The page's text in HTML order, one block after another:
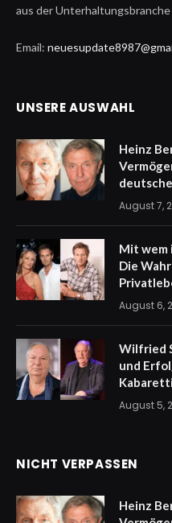
aus der Unterhaltungsbranche
Email:
UNSERE AUSWAHL
Heinz
August 7,
Mit wem
Die
August 6,
Wilfried
und
August 5,
NICHT VERPASSEN
Heinz